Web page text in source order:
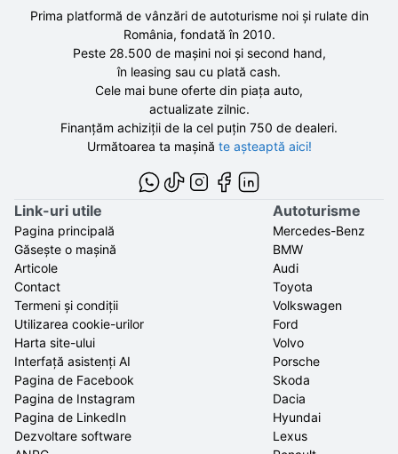
Prima platformă de vânzări de autoturisme noi și rulate din
România, fondată în 2010.
Peste 28.500 demașini noi și second hand,
în leasing sau cu plată cash.
Cele mai bune oferte din piața auto,
actualizate zilnic.
Finanțăm achiziții de la cel puțin 750 de dealeri.
Următoarea ta mașină te așteaptă aici!
Link-uri utile
Pagina principală
Găsește o mașină
Articole
Contact
Termeni și condiții
Utilizarea cookie-urilor
Harta site-ului
Interfață asistenți AI
Pagina de Facebook
Pagina de Instagram
Pagina de LinkedIn
Dezvoltare software
Autoturisme
Mercedes-Benz
BMW
Audi
Toyota
Volkswagen
Ford
Volvo
Porsche
Skoda
Dacia
Hyundai
Lexus